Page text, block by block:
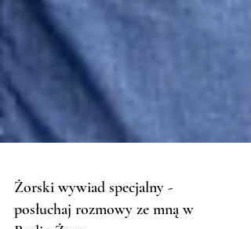
Żorski wywiad specjalny -